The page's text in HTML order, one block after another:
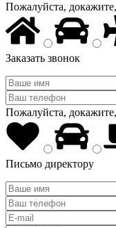
Пожалуйста,
Заказать звонок
Пожалуйста,
Письмо директору